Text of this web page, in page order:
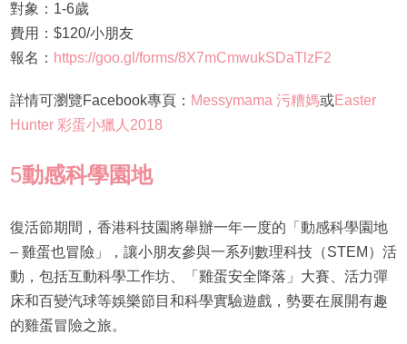
對象：1-6歲
費用：$120/小朋友
報名： https://goo.gl/forms/8X7mCmwukSDaTlzF2
詳情可瀏覽Facebook專頁： Messymama 污糟媽或Easter
Hunter 彩蛋小獵人2018
5動感科學園地
復活節期間，香港科技園將舉辦一年一度的「動感科學園地
– 雞蛋也冒險」，讓小朋友參與一系列數理科技（STEM）活
動，包括互動科學工作坊、「雞蛋安全降落」大賽、活力彈
床和百變汽球等娛樂節目和科學實驗遊戲，勢要在展開有趣
的雞蛋冒險之旅。